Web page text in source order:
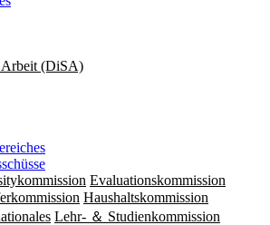
Arbeit (DiSA)
Evaluationskommission
Haushaltskommission
Lehr- ＆ Studienkommission